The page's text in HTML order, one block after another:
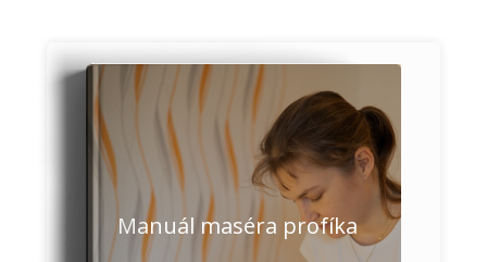
Manuál maséra profíka